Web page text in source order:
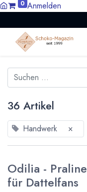
0 Anmelden
36 Artikel
Handwerk ×
Odilia -
für Dattelfans